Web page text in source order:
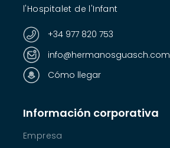
l'Hospitalet de l'Infant
+34 977 820 753
info@hermanosguasch.com
Cómo llegar
Información corporativa
Empresa